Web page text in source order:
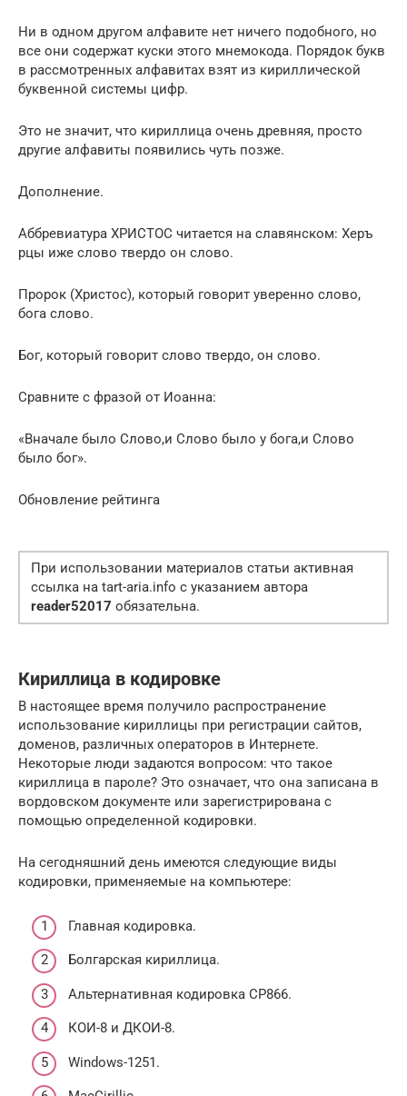
Ни в одном другом алфавите нет ничего подобного, но
все они содержат куски этого мнемокода. Порядок букв
в рассмотренных алфавитах взят из кириллической
буквенной системы цифр.
Это не значит, что кириллица очень древняя, просто
другие алфавиты появились чуть позже.
Дополнение.
Аббревиатура ХРИСТОС читается на славянском: Херъ
рцы иже слово твердо он слово.
Пророк (Христос), который говорит уверенно слово,
бога слово.
Бог, который говорит слово твердо, он слово.
Сравните с фразой от Иоанна:
«Вначале было Слово,и Слово было у бога,и Слово
было бог».
Обновление рейтинга
При использовании материалов статьи активная
ссылка на tart-aria.info с указанием автора
reader52017 обязательна.
Кириллица в кодировке
В настоящее время получило распространение
использование кириллицы при регистрации сайтов,
доменов, различных операторов в Интернете.
Некоторые люди задаются вопросом: что такое
кириллица в пароле? Это означает, что она записана в
вордовском документе или зарегистрирована с
помощью определенной кодировки.
На сегодняшний день имеются следующие виды
кодировки, применяемые на компьютере:
Главная кодировка.
Болгарская кириллица.
Альтернативная кодировка СР866.
КОИ-8 и ДКОИ-8.
Windows-1251.